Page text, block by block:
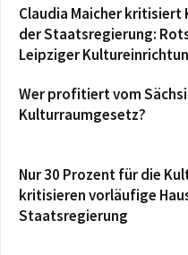
Claudia Maicher kritisiert
der Staatsregierung:
Leipziger
Wer profitiert vom
Kulturraumgesetz?
Nur 30 Prozent für die
kritisieren vorläufige
Staatsregierung